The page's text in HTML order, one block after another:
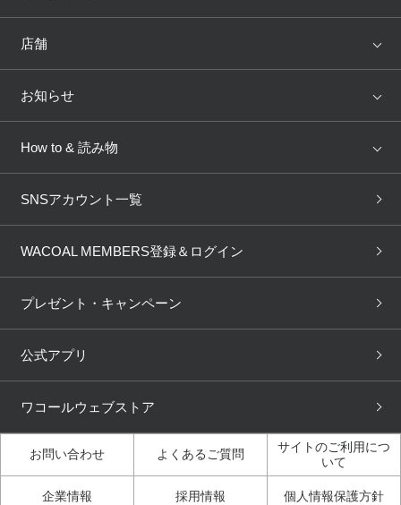
トピックス
WACOAL
AMPHI une nana cool
OUR WACOAL
WACOAL Remamma Mens Innerwear
Licensed Brands
店舗
店舗を探す
ブラ無料診断
3Dボディスキャン
お知らせ
新着情報
商品回収
ニュース＆トピックス
How to & 読み物
下着の基礎知識
ブラパン ワコールスタイル
大人の工場見学inベトナム
人間科学研究開発センター見
学
ガイド（マンガ）
3Dボディスキャン体験（マ
SNSアカウント一覧
WACOAL MEMBERS登録＆ログイン
プレゼント・キャンペーン
公式アプリ
ワコールウェブストア
お問い合わせ よくあるご質問
サイトのご利用につ
いて
企業情報 採用情報 個人情報保護方針